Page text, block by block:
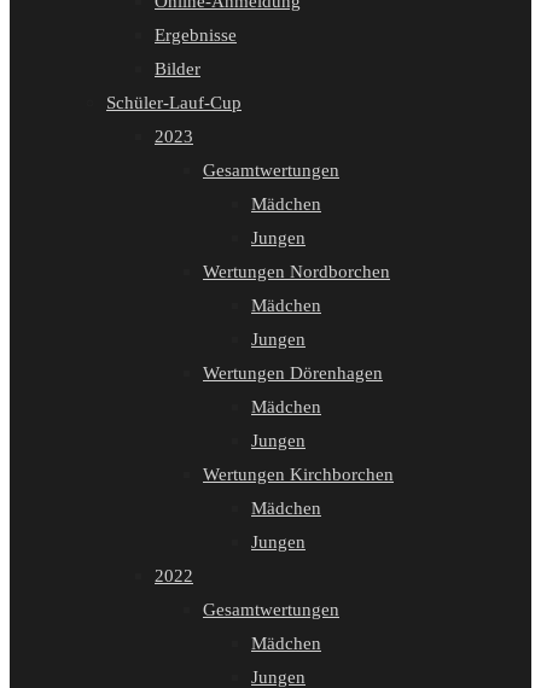
Ergebnisse
Bilder
Schüler-Lauf-Cup
2023
Gesamtwertungen
Mädchen
Jungen
Wertungen Nordborchen
Mädchen
Jungen
Wertungen Dörenhagen
Mädchen
Jungen
Wertungen Kirchborchen
Mädchen
Jungen
2022
Gesamtwertungen
Mädchen
Jungen